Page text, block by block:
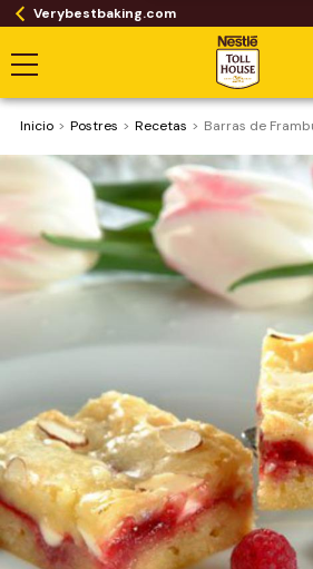
Verybestbaking.com
Inicio Postres Recetas Barras de